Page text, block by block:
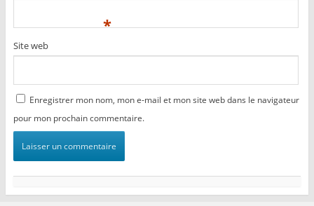
*
Site web
Enregistrer mon nom, mon e-mail et mon site web dans le navigateur
pour mon prochain commentaire.